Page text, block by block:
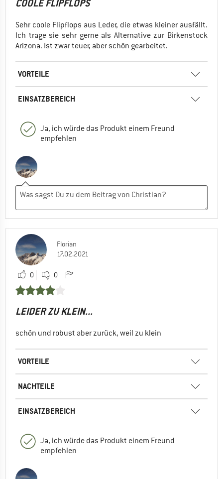
COOLE FLIPFLOPS
Sehr coole Flipflops aus Leder, die etwas kleiner ausfällt.
Ich trage sie sehr gerne als Alternative zur Birkenstock
Arizona. Ist zwar teuer, aber schön gearbeitet.
VORTEILE
EINSATZBEREICH
Ja, ich würde das Produkt einem Freund
empfehlen
Florian
17.02.2021
0 0
LEIDER ZU KLEIN...
schön und robust aber zurück, weil zu klein
VORTEILE
NACHTEILE
EINSATZBEREICH
Ja, ich würde das Produkt einem Freund
empfehlen